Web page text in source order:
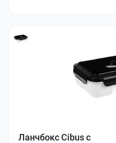
Ланчбокс Cibus с